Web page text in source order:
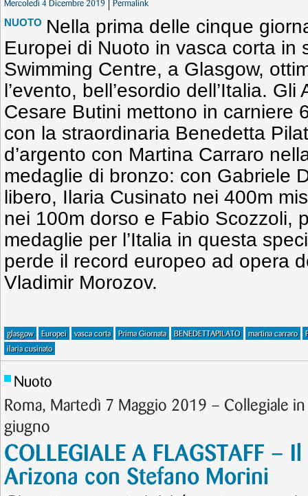
Mercoledì 4 Dicembre 2019 Permalink
NUOTO Nella prima delle cinque
Europei di Nuoto in vasca corta in
Swimming Centre, a Glasgow,
l’evento, bell’esordio dell’Italia.
Cesare Butini mettono in carniere
con la straordinaria Benedetta
d’argento con Martina Carraro
medaglie di bronzo: con Gabriele
libero, Ilaria Cusinato nei 400m
nei 100m dorso e Fabio Scozzoli,
medaglie per l’Italia in questa
perde il record europeo ad opera
Vladimir Morozov.
glasgow Europei vasca corta Prima Giornata BENEDETTAPILATO martina carraro
ilaria cusinato
Nuoto
Roma, Martedì 7 Maggio 2019 – Collegiale in
giugno
COLLEGIALE A FLAGSTAFF –
Arizona con Stefano Morini